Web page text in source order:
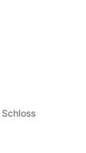
Schloss